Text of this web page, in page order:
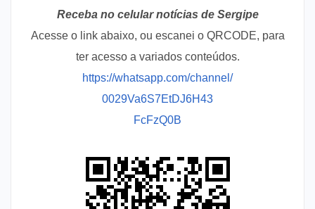
Receba no celular notícias de Sergipe
Acesse o link abaixo, ou escanei o QRCODE, para
ter acesso a variados conteúdos.
https://whatsapp.com/channel/
0029Va6S7EtDJ6H43
FcFzQ0B